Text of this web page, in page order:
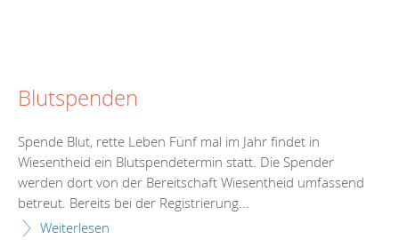
Blutspenden
Spende Blut, rette Leben Fünf mal im Jahr findet in
Wiesentheid ein Blutspendetermin statt. Die Spender
werden dort von der Bereitschaft Wiesentheid umfassend
betreut. Bereits bei der Registrierung...
Weiterlesen